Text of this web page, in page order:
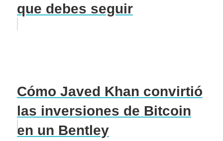
que debes seguir
Cómo Javed Khan convirtió
las inversiones de Bitcoin
en un Bentley